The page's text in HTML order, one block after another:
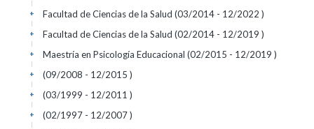
Facultad de Ciencias de la Salud (03/2014 - 12/2022 )
+
Facultad de Ciencias de la Salud (02/2014 - 12/2019 )
+
Maestría en Psicología Educacional (02/2015 - 12/2019 )
+
(09/2008 - 12/2015 )
+
(03/1999 - 12/2011 )
+
(02/1997 - 12/2007 )
+